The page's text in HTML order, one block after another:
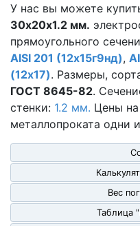
У нас вы можете
30х20х1.2 мм.
прямоугольного
AISI 201 (12х15г9нд),
(12х17). Размеры,
ГОСТ 8645-82.
стенки: 1.2 мм. Цены на
металлопроката одни
Вес
Таблица